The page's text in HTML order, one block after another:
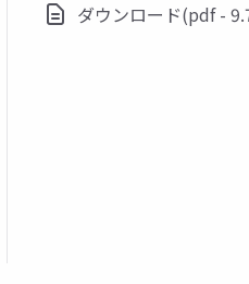
ダウンロード(pdf -